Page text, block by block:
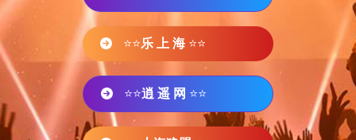
⭐⭐乐 上 海 ⭐⭐
⭐⭐逍 遥 网 ⭐⭐